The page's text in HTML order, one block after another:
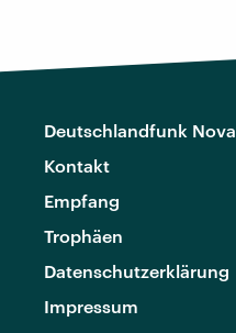
Deutschlandfunk Nova
Kontakt
Empfang
Trophäen
Datenschutzerklärung
Impressum